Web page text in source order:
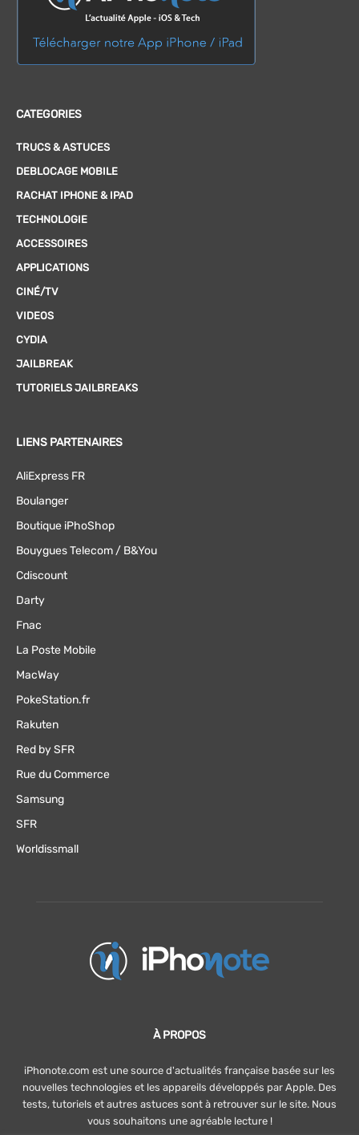
CATEGORIES
TRUCS & ASTUCES
DEBLOCAGE MOBILE
RACHAT IPHONE & IPAD
TECHNOLOGIE
ACCESSOIRES
APPLICATIONS
CINÉ/TV
VIDEOS
CYDIA
JAILBREAK
TUTORIELS JAILBREAKS
LIENS PARTENAIRES
AliExpress FR
Boulanger
Boutique iPhoShop
Bouygues Telecom / B&You
Cdiscount
Darty
Fnac
La Poste Mobile
MacWay
PokeStation.fr
Rakuten
Red by SFR
Rue du Commerce
Samsung
SFR
Worldissmall
À PROPOS
iPhonote.com est une source d'actualités française basée sur les
nouvelles technologies et les appareils développés par Apple. Des
tests, tutoriels et autres astuces sont à retrouver sur le site. Nous
vous souhaitons une agréable lecture !